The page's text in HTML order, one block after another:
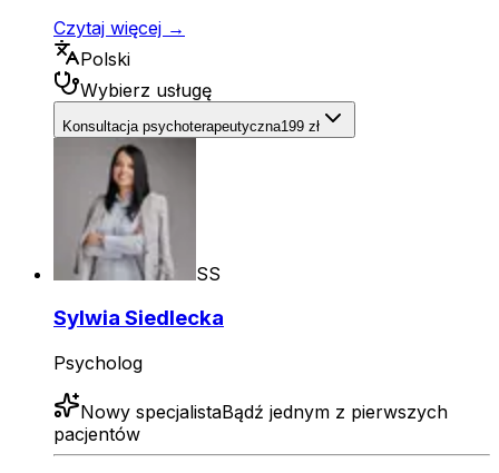
Czytaj więcej →
Polski
Wybierz usługę
Konsultacja psychoterapeutyczna199 zł
SS
Sylwia Siedlecka
Psycholog
Nowy specjalistaBądź jednym z pierwszych
pacjentów